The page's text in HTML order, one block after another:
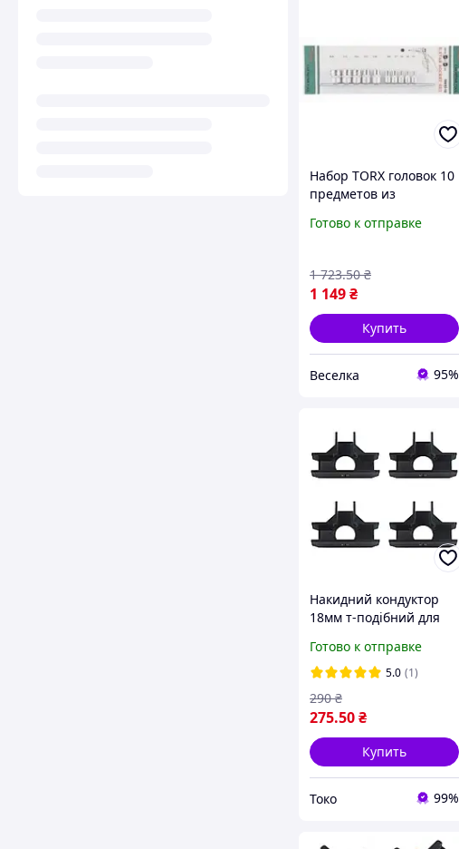
Набор TORX головок 10
предметов из
стали для автосервиса
Готово к отправке
1 149₴
1 723.50 ₴
Купить
Веселка 95%
Накидний кондуктор
18мм т-подібний для
під свердління.
Комплект із 4шт
Готово к отправке
5.0 (1)
275.50₴
290 ₴
Купить
Токо 99%